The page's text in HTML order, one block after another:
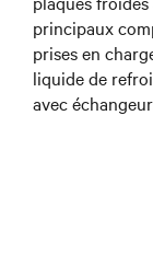
principaux
prises en
liquide de
avec